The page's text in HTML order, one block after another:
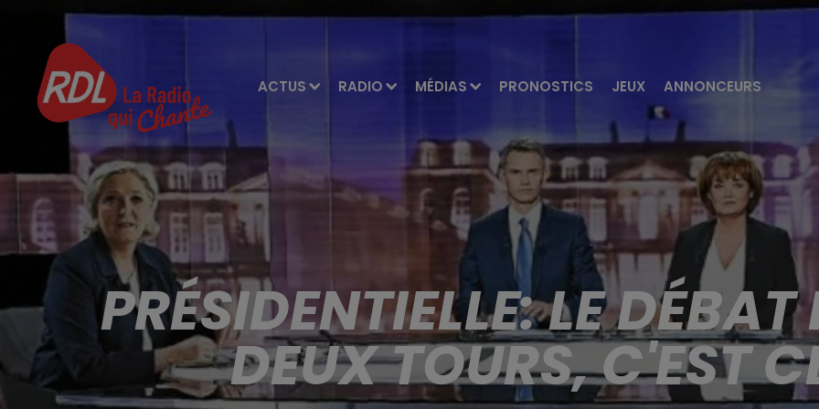
ACTUS RADIO MÉDIAS PRONOSTICS JEUX ANNONCEURS
PRÉSIDENTIELLE: LE
DEUX TOURS, C'EST